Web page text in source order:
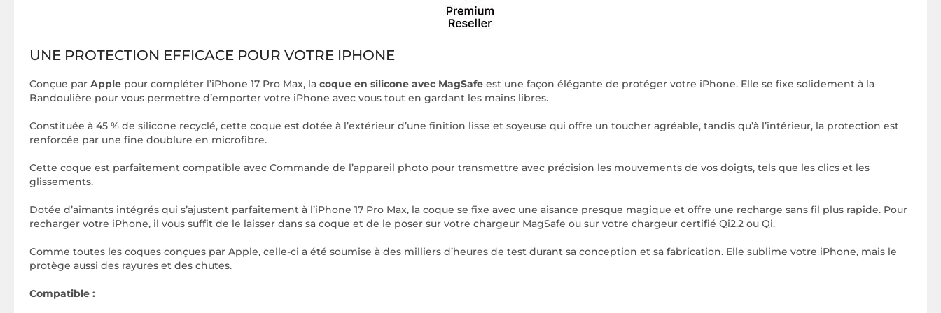
UNE PROTECTION EFFICACE POUR VOTRE IPHONE
Conçue par Apple pour compléter l’iPhone 17 Pro Max, la coque en silicone avec MagSafe est une façon élégante de protéger votre iPhone. Elle se fixe solidement à la
Bandoulière pour vous permettre d’emporter votre iPhone avec vous tout en gardant les mains libres.
Constituée à 45 % de silicone recyclé, cette coque est dotée à l’extérieur d’une finition lisse et soyeuse qui offre un toucher agréable, tandis qu’à l’intérieur, la protection est
renforcée par une fine doublure en microfibre.
Cette coque est parfaitement compatible avec Commande de l’appareil photo pour transmettre avec précision les mouvements de vos doigts, tels que les clics et les
glissements.
Dotée d’aimants intégrés qui s’ajustent parfaitement à l’iPhone 17 Pro Max, la coque se fixe avec une aisance presque magique et offre une recharge sans fil plus rapide. Pour
recharger votre iPhone, il vous suffit de le laisser dans sa coque et de le poser sur votre chargeur MagSafe ou sur votre chargeur certifié Qi2.2 ou Qi.
Comme toutes les coques conçues par Apple, celle-ci a été soumise à des milliers d’heures de test durant sa conception et sa fabrication. Elle sublime votre iPhone, mais le
protège aussi des rayures et des chutes.
Compatible :